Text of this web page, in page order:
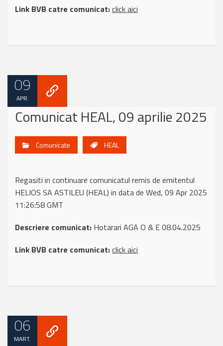
Link BVB catre comunicat:click aici
09
APR.
Comunicat HEAL, 09 aprilie 2025
Comunicate HEAL
Regasiti in continuare comunicatul remis de emitentul
HELIOS SA ASTILEU (HEAL) in data de Wed, 09 Apr 2025
11:26:58 GMT
Descriere comunicat: Hotarari AGA O & E 08.04.2025
Link BVB catre comunicat:click aici
06
MART.